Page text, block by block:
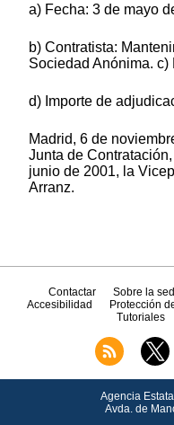
a) Fecha: 3 de mayo
b) Contratista:
Sociedad Anónima.
d) Importe de
Madrid, 6 de
Junta de
junio de 2001, la
Arranz.
Contactar Sobre la
Accesibilidad
Protección
Tutoriales
Agencia
Avda. de